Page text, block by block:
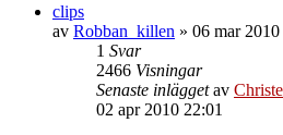
clips
av Robban_killen » 06 mar 2010
1 Svar
2466 Visningar
Senaste inläggetav
02 apr 2010 22:01